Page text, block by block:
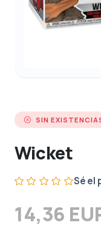
SIN
Wicket
Sé el
14,36